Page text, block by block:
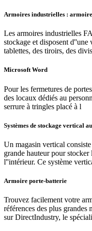
Armoires industrielles :
Les armoires industrielles
stockage et disposent d''une
tablettes, des tiroirs, des
Microsoft Word
Pour les fermetures de
des locaux dédiés au
serrure à tringles placé à l
Systèmes de stockage vertical
Un magasin vertical
grande hauteur pour
l''intérieur. Ce système
Armoire porte-batterie
Trouvez facilement votre
références des plus
sur DirectIndustry, le